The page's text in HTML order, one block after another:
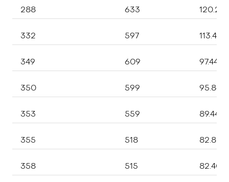
288 633
332 597
349 609
350 599
353 559
355 518
358 515